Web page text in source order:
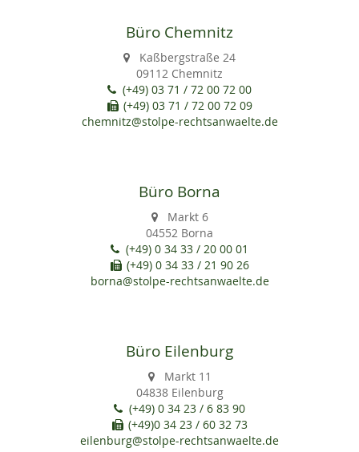
Büro Chemnitz
Kaßbergstraße 24
09112 Chemnitz
(+49) 03 71 / 72 00 72 00
(+49) 03 71 / 72 00 72 09
chemnitz@stolpe-rechtsanwaelte.de
Büro Borna
Markt 6
04552 Borna
(+49) 0 34 33 / 20 00 01
(+49) 0 34 33 / 21 90 26
borna@stolpe-rechtsanwaelte.de
Büro Eilenburg
Markt 11
04838 Eilenburg
(+49) 0 34 23 / 6 83 90
(+49)0 34 23 / 60 32 73
eilenburg@stolpe-rechtsanwaelte.de